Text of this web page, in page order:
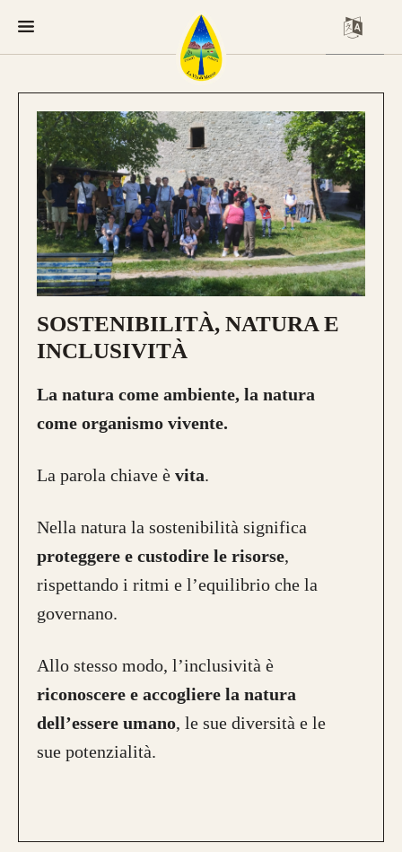
SOSTENIBILITÀ, NATURA E
INCLUSIVITÀ
La natura come ambiente, la natura
come organismo vivente.
La parola chiave è vita.
Nella natura la sostenibilità significa
proteggere e custodire le risorse,
rispettando i ritmi e l’equilibrio che la
governano.
Allo stesso modo, l’inclusività è
riconoscere e accogliere la natura
dell’essere umano, le sue diversità e le
sue potenzialità.